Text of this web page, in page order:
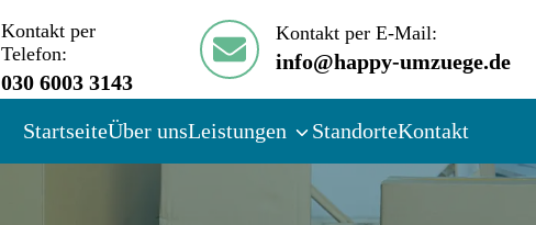
Kontakt per
Telefon:
030 6003 3143
Kontakt per E-Mail:
info@happy-umzuege.de
StartseiteÜber unsLeistungen StandorteKontakt